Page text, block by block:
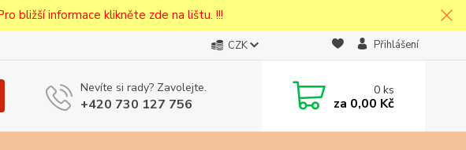
bližší informace klikněte zde na lištu. !!!
CZK Přihlášení
Nevíte si rady? Zavolejte.
+420 730 127 756
0ks
za 0,00 Kč
případně upravena cena v